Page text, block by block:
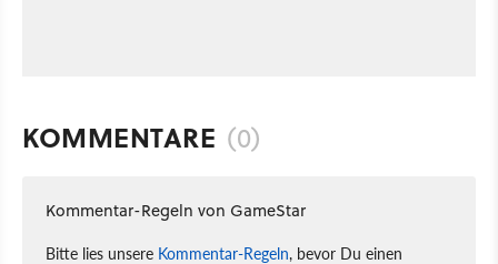
KOMMENTARE (0)
Kommentar-Regeln von GameStar
Bitte lies unsere Kommentar-Regeln, bevor Du einen